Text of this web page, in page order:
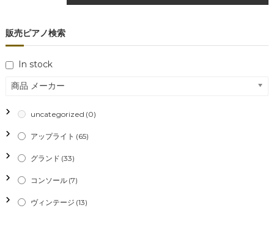
ナ
ビ
ゲ
ー
シ
ョ
ン
販売ピアノ検索
In stock
商品 メーカー
uncategorized (0)
アップライト (65)
グランド (33)
コンソール (7)
ヴィンテージ (13)